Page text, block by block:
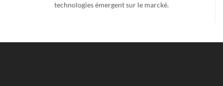
technologies émergent sur le marcké.